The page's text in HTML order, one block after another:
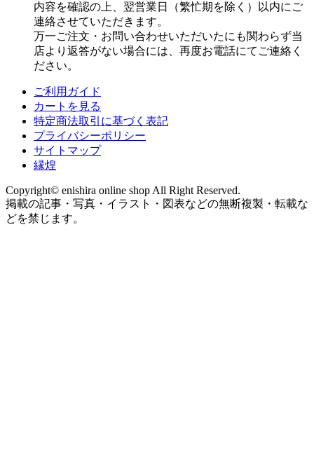
内容を確認の上、翌営業日（繁忙期を除く）以内にご
連絡させていただきます。
万一ご注文・お問い合わせいただいたにも関わらず当
店より返答がない場合には、再度お電話にてご連絡く
ださい。
ご利用ガイド
カートを見る
特定商法取引に基づく表記
プライバシーポリシー
サイトマップ
縁煌
Copyright© enishira online shop All Right Reserved.
掲載の記事・写真・イラスト・図表などの無断複製・転載な
どを禁じます。